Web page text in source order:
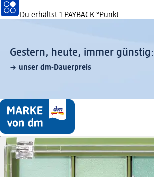
Du erhältst 1 PAYBACK °Punkt
Gestern, heute, immer günstig:
unser dm-Dauerpreis